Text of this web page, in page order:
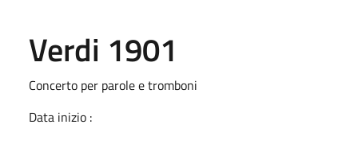
Verdi 1901
Concerto per parole e tromboni
Data inizio :